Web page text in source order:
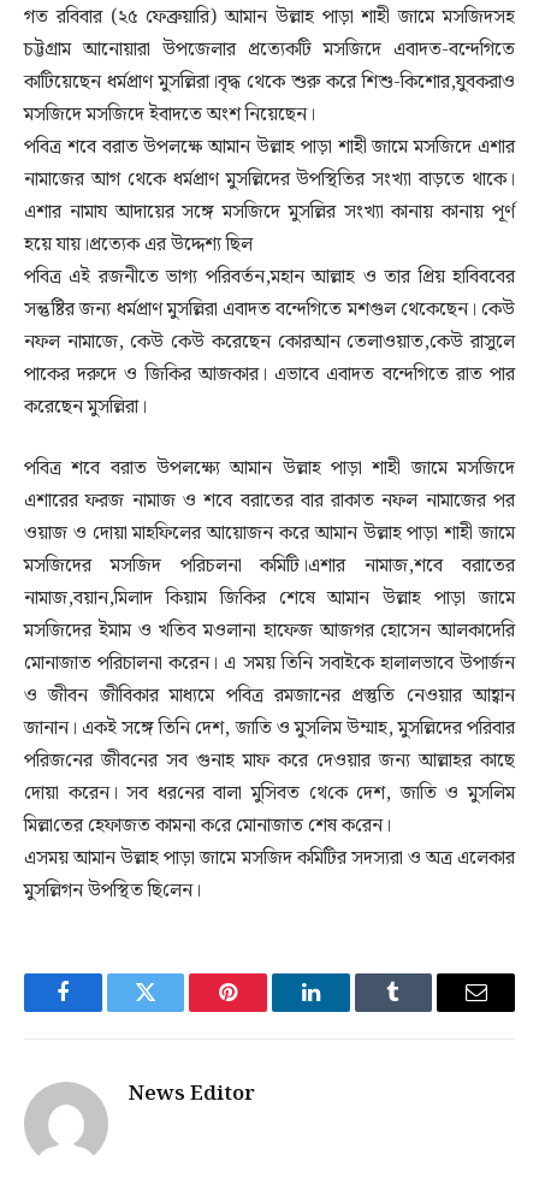
গত রবিবার (২৫ ফেব্রুয়ারি) আমান উল্লাহ পাড়া শাহী জামে মসজিদসহ
চট্টগ্রাম আনোয়ারা উপজেলার প্রত্যেকটি মসজিদে এবাদত-বন্দেগিতে
কাটিয়েছেন ধর্মপ্রাণ মুসল্লিরা।বৃদ্ধ থেকে শুরু করে শিশু-কিশোর,যুবকরাও
মসজিদে মসজিদে ইবাদতে অংশ নিয়েছেন।
পবিত্র শবে বরাত উপলক্ষে আমান উল্লাহ পাড়া শাহী জামে মসজিদে এশার
নামাজের আগ থেকে ধর্মপ্রাণ মুসল্লিদের উপস্থিতির সংখ্যা বাড়তে থাকে।
এশার নামায আদায়ের সঙ্গে মসজিদে মুসল্লির সংখ্যা কানায় কানায় পূর্ণ
হয়ে যায়।প্রত্যেক এর উদ্দেশ্য ছিল
পবিত্র এই রজনীতে ভাগ্য পরিবর্তন,মহান আল্লাহ ও তার প্রিয় হাবিববের
সন্তুষ্টির জন্য ধর্মপ্রাণ মুসল্লিরা এবাদত বন্দেগিতে মশগুল থেকেছেন। কেউ
নফল নামাজে, কেউ কেউ করেছেন কোরআন তেলাওয়াত,কেউ রাসুলে
পাকের দরুদে ও জিকির আজকার। এভাবে এবাদত বন্দেগিতে রাত পার
করেছেন মুসল্লিরা।
পবিত্র শবে বরাত উপলক্ষ্যে আমান উল্লাহ পাড়া শাহী জামে মসজিদে
এশারের ফরজ নামাজ ও শবে বরাতের বার রাকাত নফল নামাজের পর
ওয়াজ ও দোয়া মাহফিলের আয়োজন করে আমান উল্লাহ পাড়া শাহী জামে
মসজিদের মসজিদ পরিচলনা কমিটি।এশার নামাজ,শবে বরাতের
নামাজ,বয়ান,মিলাদ কিয়াম জিকির শেষে আমান উল্লাহ পাড়া জামে
মসজিদের ইমাম ও খতিব মওলানা হাফেজ আজগর হোসেন আলকাদেরি
মোনাজাত পরিচালনা করেন। এ সময় তিনি সবাইকে হালালভাবে উপার্জন
ও জীবন জীবিকার মাধ্যমে পবিত্র রমজানের প্রস্তুতি নেওয়ার আহ্বান
জানান। একই সঙ্গে তিনি দেশ, জাতি ও মুসলিম উম্মাহ, মুস‌ল্লিদের পরিবার
প‌রিজ‌নের জীব‌নের সব গুনাহ মাফ করে দেওয়ার জন্য আল্লাহর কাছে
দোয়া করেন। সব ধর‌নের বালা মু‌সিবত থে‌কে দেশ, জা‌তি ও মু‌সলিম
মিল্লা‌তের হেফাজত কামনা ক‌রে মোনাজাত শেষ ক‌রেন।
এসময় আমান উল্লাহ পাড়া জামে মসজিদ কমিটির সদস্যরা ও অত্র এলেকার
মুসল্লিগন উপ‌স্থিত ছি‌লেন।
FacebookTwitter Pinterest LinkedInTumblr Email
News Editor